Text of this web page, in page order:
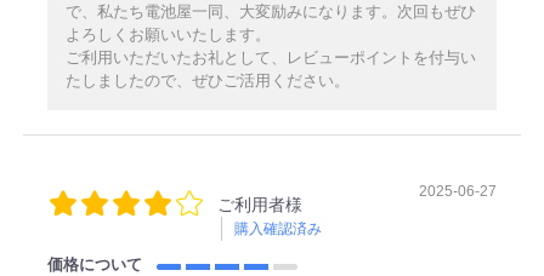
で、私たち電池屋一同、大変励みになります。次回もぜひ
よろしくお願いいたします。
ご利用いただいたお礼として、レビューポイントを付与い
たしましたので、ぜひご活用ください。
ご利用者様
購入確認済み
2025-06-27
価格について